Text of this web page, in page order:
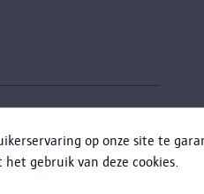
op onze site te
gebruik van deze cookies.
'Body Art'
le temps et les